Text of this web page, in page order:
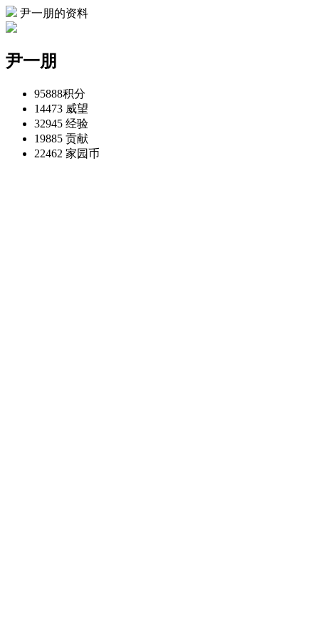
尹一朋的资料
尹一朋
95888积分
14473 威望
32945 经验
19885 贡献
22462 家园币